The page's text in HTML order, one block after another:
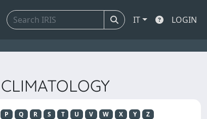
IT LOGIN
P Q R S T U V W X Y Z